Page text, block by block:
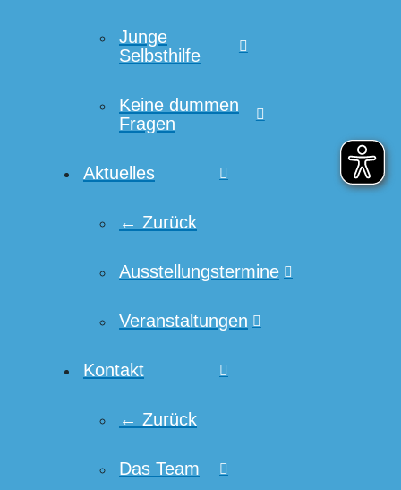
Junge
Selbsthilfe
Keine dummen
Fragen
Aktuelles
← Zurück
Ausstellungstermine
Veranstaltungen
Kontakt
← Zurück
Das Team